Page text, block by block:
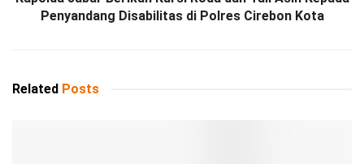
Penyandang Disabilitas di Polres Cirebon Kota
Related Posts